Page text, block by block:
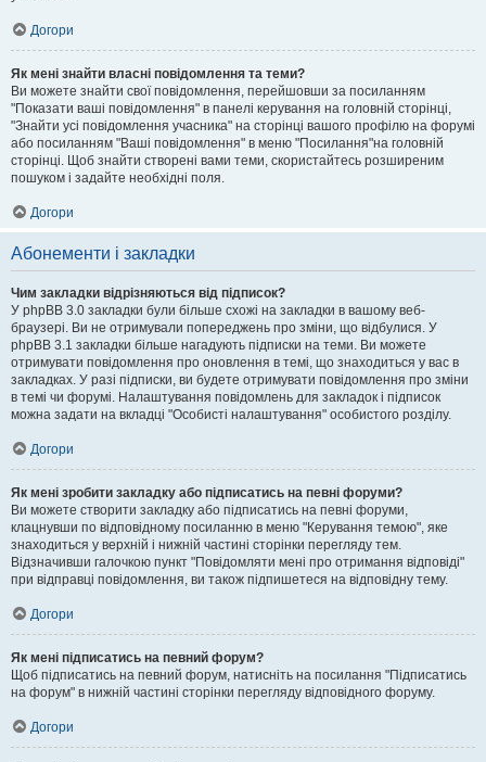
Догори
Як мені знайти власні повідомлення та теми?
Ви можете знайти свої повідомлення, перейшовши за посиланням
"Показати ваші повідомлення" в панелі керування на головній сторінці,
"Знайти усі повідомлення учасника" на сторінці вашого профілю на форумі
або посиланням "Ваші повідомлення" в меню "Посилання"на головній
сторінці. Щоб знайти створені вами теми, скористайтесь розширеним
пошуком і задайте необхідні поля.
Догори
Абонементи і закладки
Чим закладки відрізняються від підписок?
У phpBB 3.0 закладки були більше схожі на закладки в вашому веб-
браузері. Ви не отримували попереджень про зміни, що відбулися. У
phpBB 3.1 закладки більше нагадують підписки на теми. Ви можете
отримувати повідомлення про оновлення в темі, що знаходиться у вас в
закладках. У разі підписки, ви будете отримувати повідомлення про зміни
в темі чи форумі. Налаштування повідомлень для закладок і підписок
можна задати на вкладці "Особисті налаштування" особистого розділу.
Догори
Як мені зробити закладку або підписатись на певні форуми?
Ви можете створити закладку або підписатись на певні форуми,
клацнувши по відповідному посиланню в меню "Керування темою", яке
знаходиться у верхній і нижній частині сторінки перегляду тем.
Відзначивши галочкою пункт "Повідомляти мені про отримання відповіді"
при відправці повідомлення, ви також підпишетеся на відповідну тему.
Догори
Як мені підписатись на певний форум?
Щоб підписатись на певний форум, натисніть на посилання "Підписатись
на форум" в нижній частині сторінки перегляду відповідного форуму.
Догори